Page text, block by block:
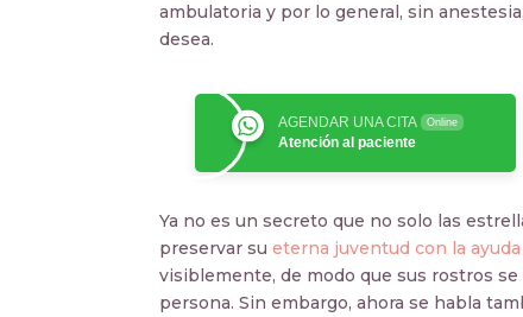
ambulatoria y por lo general, sin
desea.
AGENDAR UNA CITA Online
Atención al paciente
Ya no es un secreto que no solo las
preservar sueterna juventud con la
visiblemente, de modo que sus rostros
persona. Sin embargo, ahora se habla